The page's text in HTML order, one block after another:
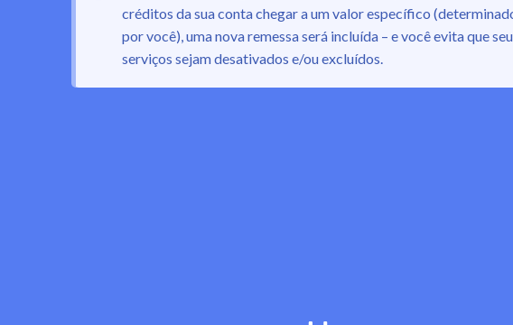
créditos da sua conta chegar a um valor específico
por você), uma nova remessa será incluída – e você evita que
serviços sejam desativados e/ou excluídos.